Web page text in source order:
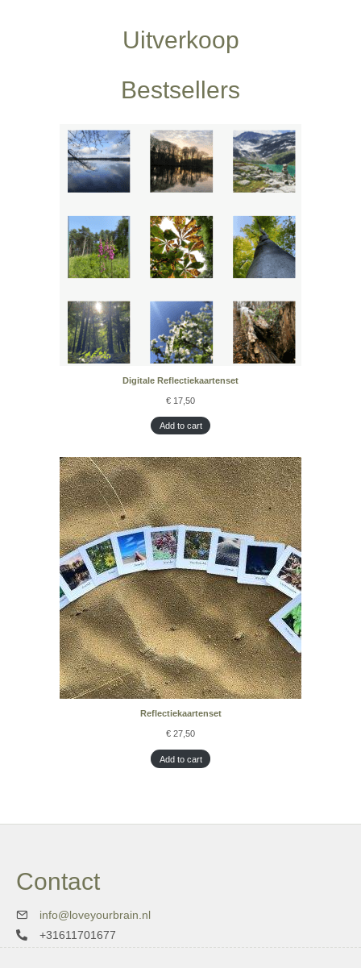
Uitverkoop
Bestsellers
Digitale Reflectiekaartenset
€ 17,50
Add to cart
Reflectiekaartenset
€ 27,50
Add to cart
Contact
info@loveyourbrain.nl
+31611701677